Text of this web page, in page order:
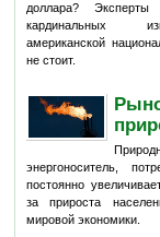
доллара? Эксперты
кардинальных
американской
не стоит.
энергоноситель,
постоянно
за прироста
мировой экономики.